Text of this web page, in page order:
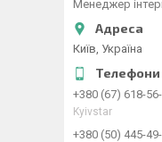
Менеджер
Київ, Україна
+380 (67) 618-
Kyivstar
+380 (50) 445-